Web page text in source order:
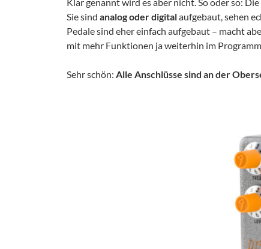
Sie sind analog oder digitalaufgebaut, sehen
Pedale sind eher einfach aufgebaut – macht
mit mehr Funktionen ja weiterhin im
Sehr schön: Alle Anschlüsse sind an der